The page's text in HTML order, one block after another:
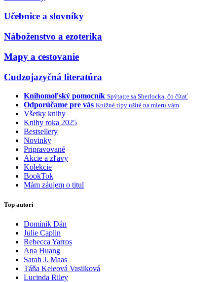
Učebnice a slovníky
Náboženstvo a ezoterika
Mapy a cestovanie
Cudzojazyčná literatúra
Knihomoľský pomocník Spýtajte sa Sherlocka, čo čítať
Odporúčame pre vás Knižné tipy ušité na mieru vám
Všetky knihy
Knihy roka 2025
Bestsellery
Novinky
Pripravované
Akcie a zľavy
Kolekcie
BookTok
Mám záujem o titul
Top autori
Dominik Dán
Julie Caplin
Rebecca Yarros
Ana Huang
Sarah J. Maas
Táňa Keleová Vasilková
Lucinda Riley